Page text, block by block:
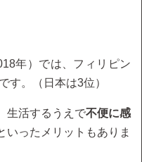
年）では、フィリピン
です。（日本は3位）
生活するうえで不便に感
いったメリットもありま